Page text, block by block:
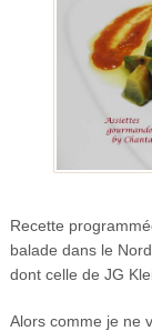
Recette
balade dans le
dont celle de JG
Alors comme je ne